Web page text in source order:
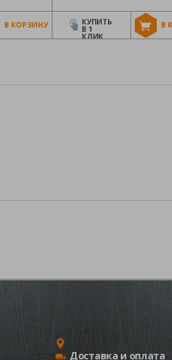
В КОРЗИНУ В
КУПИТЬ
В 1
КЛИК
Доставка и оплата